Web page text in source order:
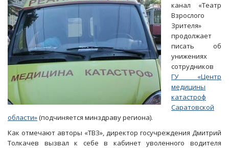
канал «Театр
Взрослого
Зрителя»
продолжает
писать об
унижениях
сотрудников
ГУ «Центр
медицины
катастроф
Саратовской
области»(подчиняется минздраву региона).
Как отмечают авторы «ТВЗ», директор госучреждения Дмитрий
Толкачев вызвал к себе в кабинет уволенного водителя